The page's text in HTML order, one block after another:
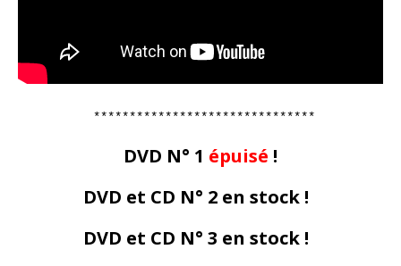
*******************************
DVD N° 1 épuisé !
DVD et CD N° 2 en stock !
DVD et CD N° 3 en stock !